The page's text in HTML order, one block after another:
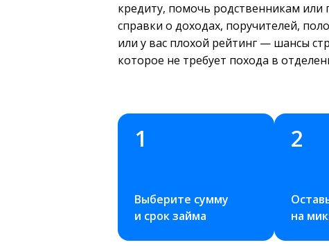
кредиту, помочь родственникам или
справки о доходах, поручителей,
или у вас плохой рейтинг — шансы
которое не требует похода в
1
Выберите сумму
и срок займа
2
на